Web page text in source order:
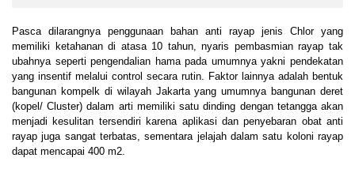
Pasca dilarangnya penggunaan bahan anti rayap jenis Chlor yang
memiliki ketahanan di atasa 10 tahun, nyaris pembasmian rayap tak
ubahnya seperti pengendalian hama pada umumnya yakni pendekatan
yang insentif melalui control secara rutin. Faktor lainnya adalah bentuk
bangunan kompelk di wilayah Jakarta yang umumnya bangunan deret
(kopel/ Cluster) dalam arti memiliki satu dinding dengan tetangga akan
menjadi kesulitan tersendiri karena aplikasi dan penyebaran obat anti
rayap juga sangat terbatas, sementara jelajah dalam satu koloni rayap
dapat mencapai 400 m2.